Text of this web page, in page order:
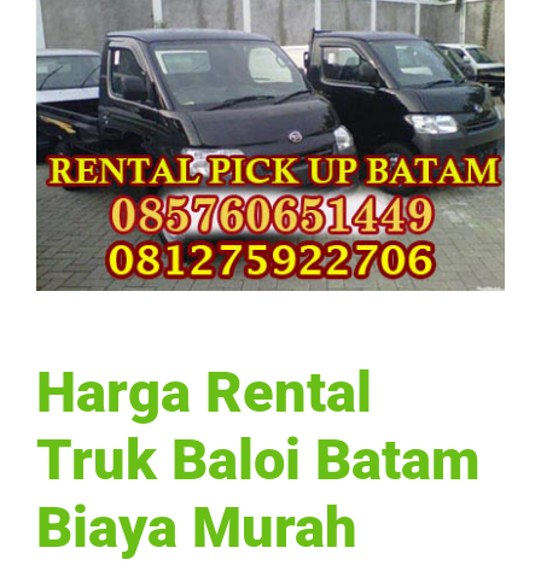
Harga Rental
Truk Baloi Batam
Biaya Murah